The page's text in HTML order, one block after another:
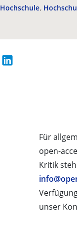
Hochschule
Für
open-
Kritik
unser